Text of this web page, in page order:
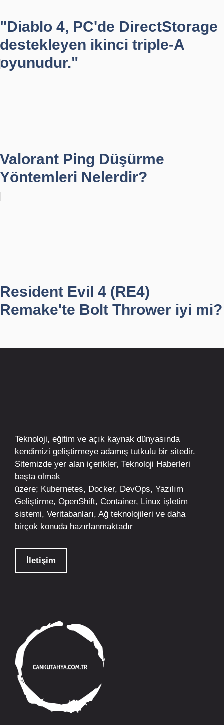
"Diablo 4, PC'de DirectStorage
destekleyen ikinci triple-A
oyunudur."
Valorant Ping Düşürme
Yöntemleri Nelerdir?
Resident Evil 4 (RE4)
Remake'te Bolt Thrower iyi mi?
Teknoloji, eğitim ve açık kaynak dünyasında
kendimizi geliştirmeye adamış tutkulu bir sitedir.
Sitemizde yer alan içerikler, Teknoloji Haberleri
başta olmak
üzere; Kubernetes, Docker, DevOps, Yazılım
Geliştirme, OpenShift, Container, Linux işletim
sistemi, Veritabanları, Ağ teknolojileri ve daha
birçok konuda hazırlanmaktadır
İletişim